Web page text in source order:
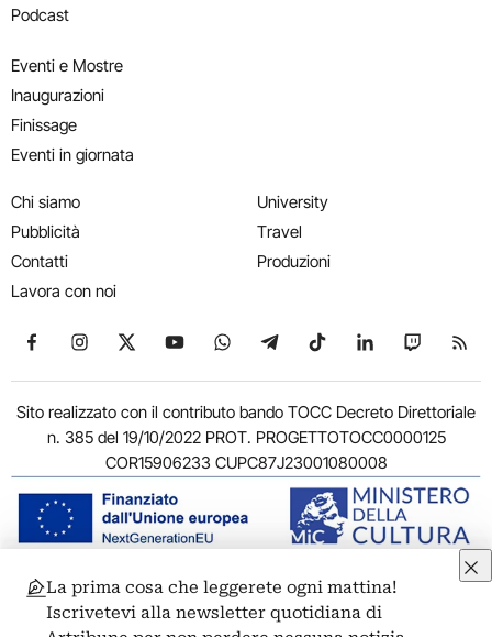
Podcast
Eventi e Mostre
Inaugurazioni
Finissage
Eventi in giornata
Chi siamo
Pubblicità
Contatti
Lavora con noi
University
Travel
Produzioni
Seguici su Facebook
Seguici su Instagram
Seguici su X
Seguici su YouTube
Seguici su WhatsApp
Seguici su Telegram
Seguici su TikTok
Seguici su
Seguici
Sito realizzato con il contributo bando TOCC Decreto Direttoriale
n. 385 del 19/10/2022 PROT. PROGETTOTOCC0000125
COR15906233 CUPC87J23001080008
© 2011-2026 ARTRIBUNE srl – Corso Vittorio Emanuele II, 287 –
00186 Roma - P.I. 11381581005
La prima cosa che leggerete ogni mattina!
Iscrivetevi alla newsletter quotidiana di